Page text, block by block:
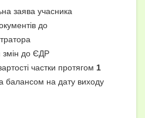
заява учасника
до
змін до ЄДР
частки протягом 1
балансом на дату виходу